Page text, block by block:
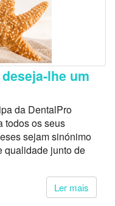
lhe um
da DentalPro
todos os seus
sejam sinónimo
qualidade junto de
Ler mais